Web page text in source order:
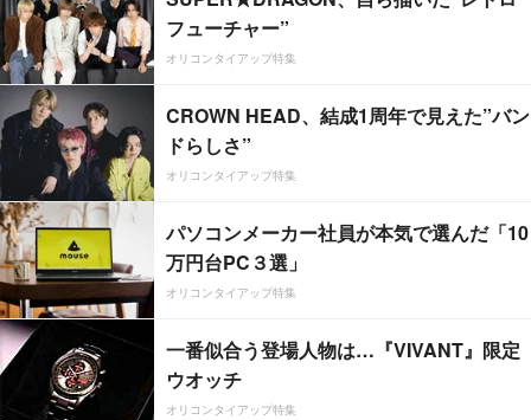
フューチャー”
オリコンタイアップ特集
CROWN HEAD、結成1周年で見えた”バン
ドらしさ”
オリコンタイアップ特集
パソコンメーカー社員が本気で選んだ「10
万円台PC３選」
オリコンタイアップ特集
一番似合う登場人物は…『VIVANT』限定
ウオッチ
オリコンタイアップ特集